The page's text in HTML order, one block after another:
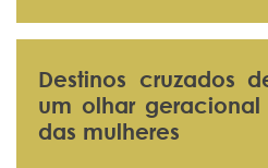
Destinos cruzados
um olhar
das mulheres